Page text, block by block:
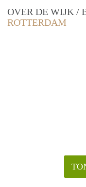
OVER DE WIJK /
ROTTERDAM